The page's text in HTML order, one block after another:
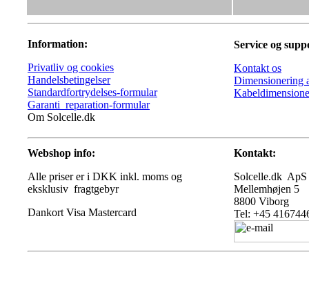
Information:
Privatliv og cookies
Handelsbetingelser
Standardfortrydelses-formular
Garanti_reparation-formular
Om Solcelle.dk
Service og
Kontakt os
Dimensionering
Webshop info:
Alle priser er i DKK inkl. moms og
eksklusiv fragtgebyr
Kontakt:
Solcelle.dk ApS
Mellemhøjen 5
8800 Viborg
Tel: +45